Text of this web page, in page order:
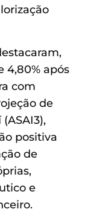
4,80% após
com
de
positiva
de
e